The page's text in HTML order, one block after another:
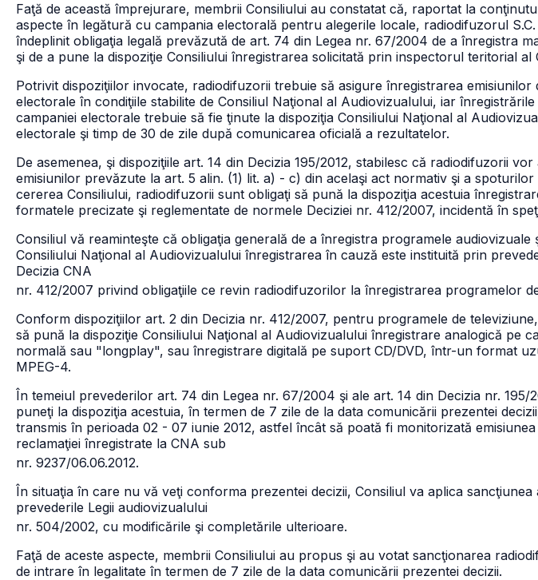
Faţă de această împrejurare, membrii Consiliului au constatat că, raportat la
aspecte în legătură cu campania electorală pentru alegerile locale, radiodifuzorul
îndeplinit obligaţia legală prevăzută de art. 74 din Legea nr. 67/2004 de a înregistra
şi de a pune la dispoziţie Consiliului înregistrarea solicitată prin inspectorul teritorial al
Potrivit dispoziţiilor invocate, radiodifuzorii trebuie să asigure înregistrarea emisiunilor
electorale în condiţiile stabilite de Consiliul Naţional al Audiovizualului, iar
campaniei electorale trebuie să fie ţinute la dispoziţia Consiliului Naţional al
electorale şi timp de 30 de zile după comunicarea oficială a rezultatelor.
De asemenea, şi dispoziţiile art. 14 din Decizia 195/2012, stabilesc că radiodifuzorii
emisiunilor prevăzute la art. 5 alin. (1) lit. a) - c) din acelaşi act normativ şi a
cererea Consiliului, radiodifuzorii sunt obligaţi să pună la dispoziţia acestuia
formatele precizate şi reglementate de normele Deciziei nr. 412/2007, incidentă în
Consiliul vă reaminteşte că obligaţia generală de a înregistra programele audiovizuale
Consiliului Naţional al Audiovizualului înregistrarea în cauză este instituită prin
Decizia CNA
nr. 412/2007 privind obligaţiile ce revin radiodifuzorilor la înregistrarea programelor
Conform dispoziţiilor art. 2 din Decizia nr. 412/2007, pentru programele de
să pună la dispoziţie Consiliului Naţional al Audiovizualului înregistrare analogică pe
normală sau "longplay", sau înregistrare digitală pe suport CD/DVD, într-un format
MPEG-4.
În temeiul prevederilor art. 74 din Legea nr. 67/2004 şi ale art. 14 din Decizia nr. 195/
puneţi la dispoziţia acestuia, în termen de 7 zile de la data comunicării prezentei
transmis în perioada 02 - 07 iunie 2012, astfel încât să poată fi monitorizată
reclamaţiei înregistrate la CNA sub
nr. 9237/06.06.2012.
În situaţia în care nu vă veţi conforma prezentei decizii, Consiliul va aplica
prevederile Legii audiovizualului
nr. 504/2002, cu modificările şi completările ulterioare.
Faţă de aceste aspecte, membrii Consiliului au propus şi au votat sancţionarea
de intrare în legalitate în termen de 7 zile de la data comunicării prezentei decizii.